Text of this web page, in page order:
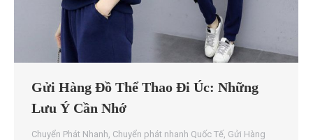
Gửi Hàng Đồ Thể Thao Đi Úc: Những
Lưu Ý Cần Nhớ
Chuyển Phát Nhanh, Chuyển phát nhanh Quốc Tế, Gửi Hàng